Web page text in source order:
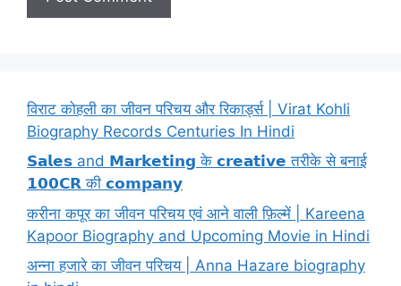
विराट कोहली का जीवन परिचय और रिकार्ड्स | Virat Kohli
Biography Records Centuries In Hindi
𝗦𝗮𝗹𝗲𝘀 and 𝗠𝗮𝗿𝗸𝗲𝘁𝗶𝗻𝗴 के 𝗰𝗿𝗲𝗮𝘁𝗶𝘃𝗲 तरीके से बनाई
𝟭𝟬𝟬𝗖𝗥 की 𝗰𝗼𝗺𝗽𝗮𝗻𝘆
करीना कपूर का जीवन परिचय एवं आने वाली फ़िल्में | Kareena
Kapoor Biography and Upcoming Movie in Hindi
अन्ना हजारे का जीवन परिचय | Anna Hazare biography